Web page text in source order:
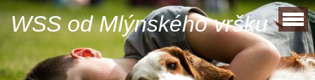
WSS od Mlýnského vršku